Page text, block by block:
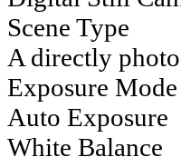
Scene Type
A directly
Exposure Mode
Auto Exposure
White Balance